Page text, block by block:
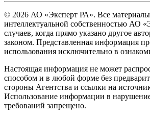
© 2026 АО «Эксперт РА». Все материалы
интеллектуальной собственностью АО
случаев, когда прямо указано другое
законом. Представленная информация
использования исключительно в
Настоящая информация не может
способом и в любой форме без
стороны Агентства и ссылки на
Использование информации в
требований запрещено.